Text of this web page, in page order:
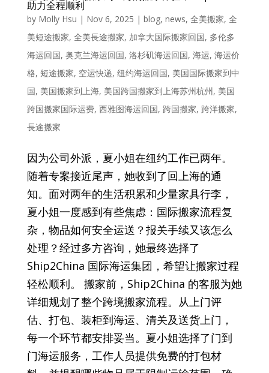
助力全程顺利
by Molly Hsu | Nov 6, 2025 | blog, news, 全美搬家, 全
美短途搬家, 全美長途搬家, 加拿大国际搬家回国, 多伦多
海运回国, 奥克兰海运回国, 洛杉矶海运回国, 海运, 海运价
格, 短途搬家, 空运快递, 纽约海运回国, 美国国际搬家到中
国, 美国搬家到上海, 美国跨国搬家到上海苏州杭州, 美国
跨国搬家国际运费, 西雅图海运回国, 跨国搬家, 跨洋搬家,
長途搬家
因为公司外派，夏小姐在纽约工作已两年。
随着专案接近尾声，她收到了回上海的通
知。面对两年的生活积累和少量家具行李，
夏小姐一度感到有些焦虑：国际搬家流程复
杂，物品如何安全运送？报关手续又该怎么
处理？经过多方咨询，她最终选择了
Ship2China 国际海运集团，希望让搬家过程
轻松顺利。 搬家前，Ship2China 的客服为她
详细规划了整个跨境搬家流程。从上门评
估、打包、装柜到海运、清关及送货上门，
每一个环节都安排妥当。夏小姐选择了门到
门海运服务，工作人员提供免费的打包材